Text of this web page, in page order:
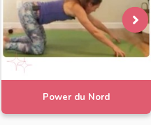
Power du Nord